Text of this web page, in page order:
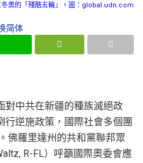
冬奧的「殘酷五輪」。圖：global.udn.com
简体
對中共在新疆的種族滅絕政
行逆施政策，國際社會多個團
佛羅里達州的共和黨聯邦眾
R-FL）呼籲國際奧委會應